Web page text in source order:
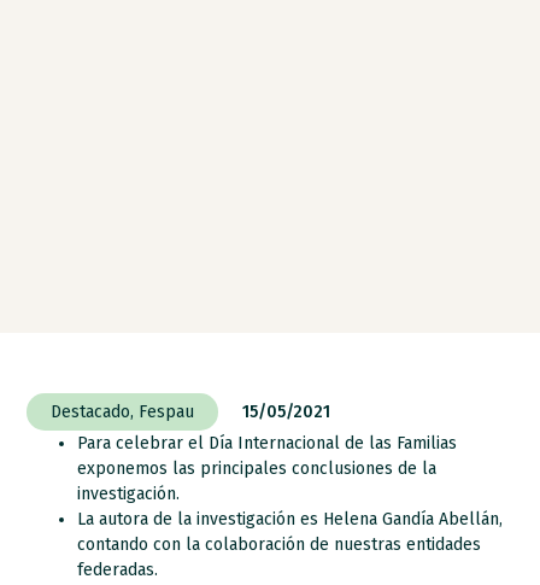
Destacado, Fespau
15/05/2021
Para celebrar el Día Internacional de las Familias
exponemos las principales conclusiones de la
investigación.
La autora de la investigación es Helena Gandía Abellán,
contando con la colaboración de nuestras entidades
federadas.